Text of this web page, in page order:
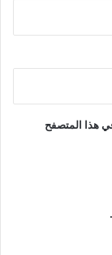
هذا المتصفح